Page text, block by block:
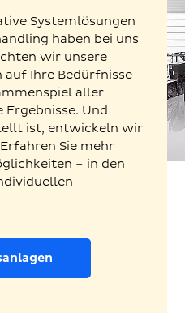
Systemlösungen
haben bei uns
wir unsere
auf Ihre Bedürfnisse
aller
Und
ist, entwickeln wir
Sie mehr
– in den